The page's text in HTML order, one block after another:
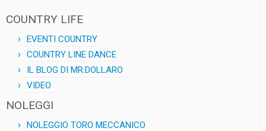
COUNTRY LIFE
EVENTI COUNTRY
COUNTRY LINE DANCE
IL BLOG DI MR.DOLLARO
VIDEO
NOLEGGI
NOLEGGIO TORO MECCANICO